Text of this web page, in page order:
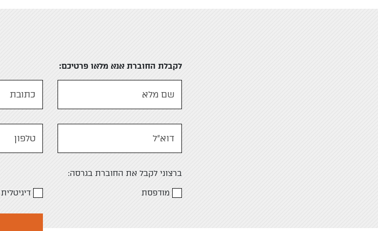
לקבלת החוברת אנא מלאו פרטיכם:
שם מלא כתובת
דוא”ל טלפון
ברצוני לקבל את החוברת בגרסה:
מודפסת דיגיטלית